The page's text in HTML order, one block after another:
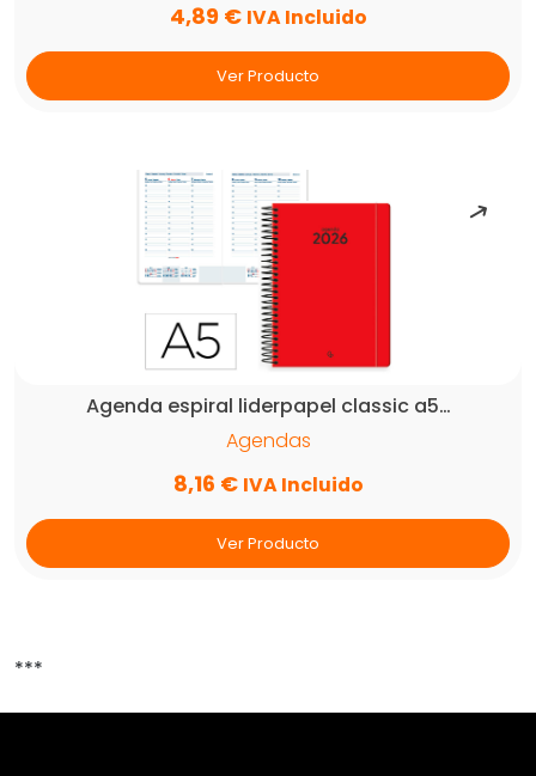
4,89 € IVA Incluido
Ver Producto
Agenda espiral liderpapel classic a5…
Agendas
8,16 € IVA Incluido
Ver Producto
***